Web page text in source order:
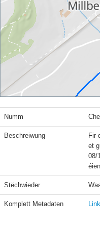
Numm
Beschreiwung
Fir
et
08/
Stëchwieder
Komplett Metadaten Link